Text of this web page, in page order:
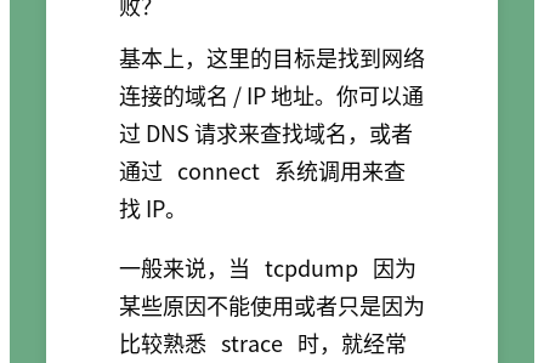
基本上，这里的目标是找到网络
连接的域名 / IP 地址。你可以通
过 DNS 请求来查找域名，或者
通过 connect 系统调用来查
找 IP。
一般来说，当 tcpdump 因为
某些原因不能使用或者只是因为
比较熟悉 strace 时，就经常